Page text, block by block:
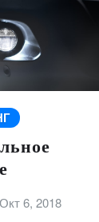
Окт 6, 2018